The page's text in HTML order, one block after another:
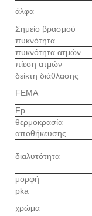
άλφα
Σημείο βρασμού
πυκνότητα
πυκνότητα ατμών
πίεση ατμών
δείκτη διάθλασης
FEMA
Fp
θερμοκρασία
αποθήκευσης.
διαλυτότητα
μορφή
pka
χρώμα